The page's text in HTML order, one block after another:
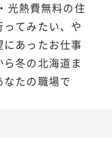
光熱費無料の住
てみたい、や
あったお仕事
冬の北海道ま
たの職場で